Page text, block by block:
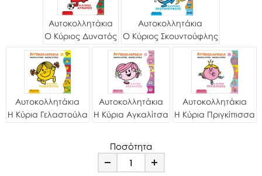
Αυτοκολλητάκια
Ο Κύριος Δυνατός
Αυτοκολλητάκια
Ο Κύριος Σκουντούφλης
Αυτοκολλητάκια
Η Κύρια Γελαστούλα
Αυτοκολλητάκια
Η Κύρια Αγκαλίτσα
Αυτοκολλητάκια
Η Κύρια Πριγκίπισσα
Ποσότητα
Minus Plus